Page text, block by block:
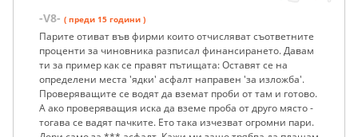
-V8- ( преди 15 години )
Парите отиват във фирми които отчисляват съответните
проценти за чиновника разписал финансирането. Давам
ти за пример как се правят пътищата: Оставят се на
определени места 'ядки' асфалт направен 'за изложба'.
Проверяващите се водят да вземат проби от там и готово.
А ако проверяващия иска да вземе проба от друго място -
тогава се вадят пачките. Ето така изчезват огромни пари.